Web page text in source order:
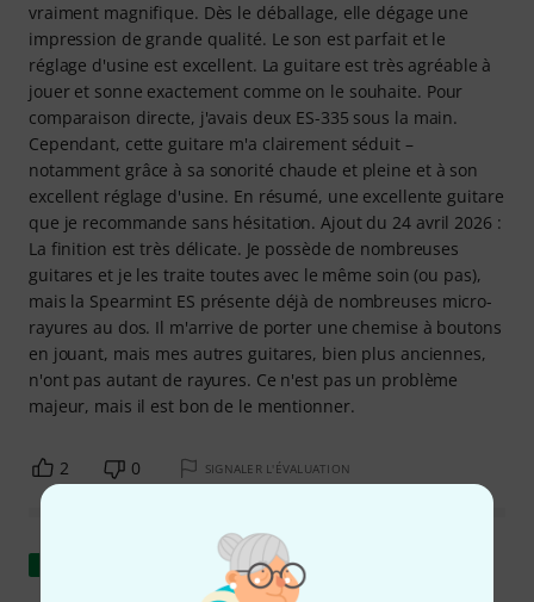
vraiment magnifique. Dès le déballage, elle dégage une
impression de grande qualité. Le son est parfait et le
réglage d'usine est excellent. La guitare est très agréable à
jouer et sonne exactement comme on le souhaite. Pour
comparaison directe, j'avais deux ES-335 sous la main.
Cependant, cette guitare m'a clairement séduit –
notamment grâce à sa sonorité chaude et pleine et à son
excellent réglage d'usine. En résumé, une excellente guitare
que je recommande sans hésitation. Ajout du 24 avril 2026 :
La finition est très délicate. Je possède de nombreuses
guitares et je les traite toutes avec le même soin (ou pas),
mais la Spearmint ES présente déjà de nombreuses micro-
rayures au dos. Il m'arrive de porter une chemise à boutons
en jouant, mais mes autres guitares, bien plus anciennes,
n'ont pas autant de rayures. Ce n'est pas un problème
majeur, mais il est bon de le mentionner.
2 0 SIGNALER L'ÉVALUATION